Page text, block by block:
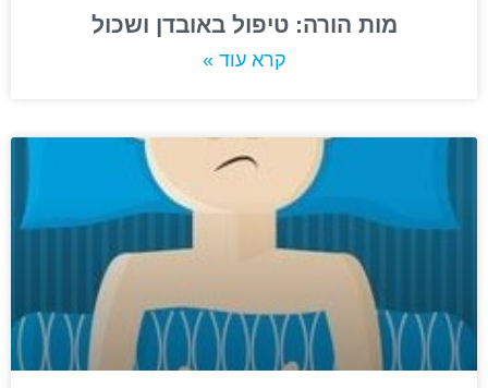
מות הורה: טיפול באובדן ושכול
קרא עוד »